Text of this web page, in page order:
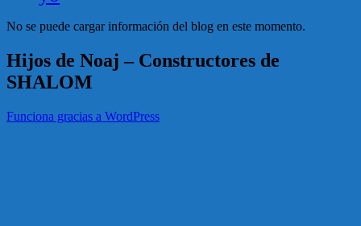
No se puede cargar información del blog en este momento.
Hijos de Noaj – Constructores de
SHALOM
Funciona gracias a WordPress